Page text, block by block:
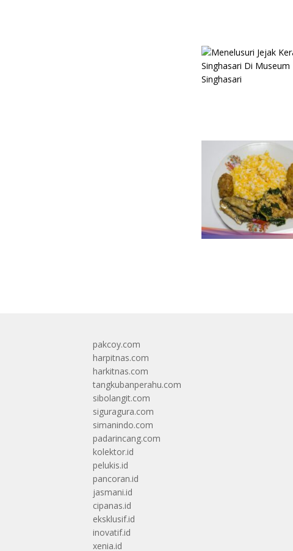
pakcoy.com
harpitnas.com
harkitnas.com
tangkubanperahu.com
sibolangit.com
siguragura.com
simanindo.com
padarincang.com
kolektor.id
pelukis.id
pancoran.id
jasmani.id
cipanas.id
eksklusif.id
inovatif.id
xenia.id